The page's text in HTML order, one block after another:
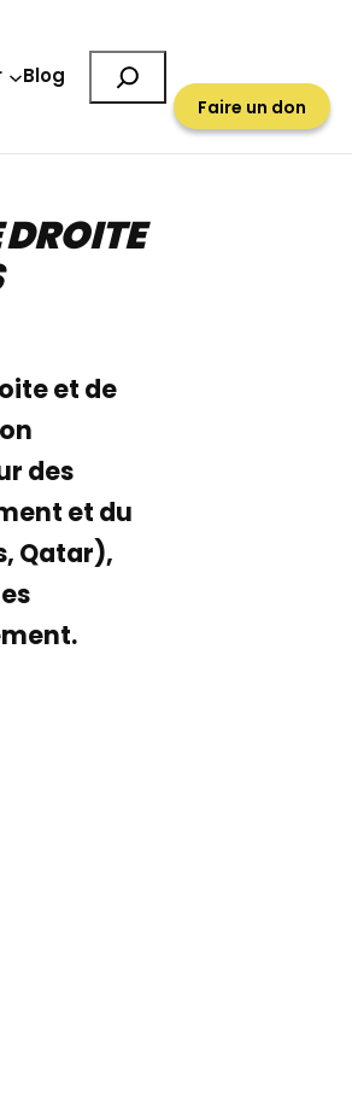
Blog
Faire un don
et de
des
et du
Qatar),